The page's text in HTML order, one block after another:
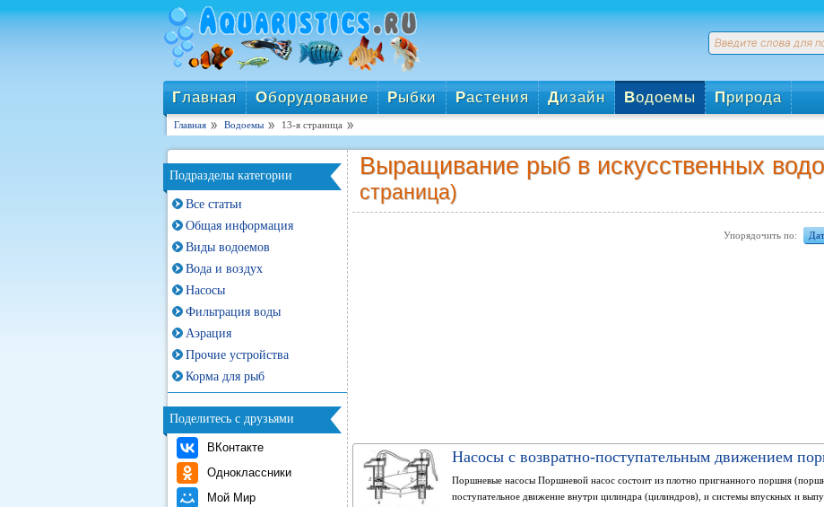
Главная Оборудование Рыбки Растения Дизайн Водоемы Природа
Главная Водоемы 13-я страница
Подразделы категории
Все статьи
Общая информация
Виды водоемов
Вода и воздух
Насосы
Фильтрация воды
Аэрация
Прочие устройства
Корма для рыб
Поделитесь с друзьями
ВКонтакте
Одноклассники
Мой Мир
Выращивание рыб в искусственных
страница)
Упорядочить по:
Насосы с возвратно-поступательным движением
Поршневые насосы Поршневой насос состоит из плотно пригнанного поршня
поступательное движение внутри цилиндра (цилиндров), и системы впускных и